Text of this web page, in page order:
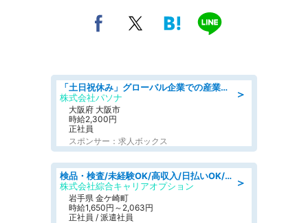
＞
「土日祝休み」グローバル企業での産業保健のお仕事/保健師/高時給/残業なし/服装自由/要資格:保健師
株式会社パソナ
大阪府 大阪市
時給2,300円
正社員
スポンサー：求人ボックス
＞
検品・検査/未経験OK/高収入/日払いOK/交替制/20・30・40代活躍中
株式会社綜合キャリアオプション
岩手県 金ケ崎町
時給1,650円～2,063円
正社員 / 派遣社員